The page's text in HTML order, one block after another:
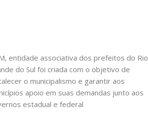
entidade associativa dos prefeitos do Rio
do Sul foi criada com o objetivo de
o municipalismo e garantir aos
apoio em suas demandas junto aos
estadual e federal